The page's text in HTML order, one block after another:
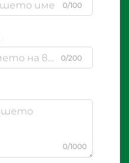
0/100
0/200
0/1000